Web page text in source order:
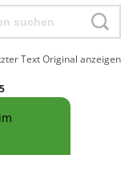
TextOriginal anzeigen